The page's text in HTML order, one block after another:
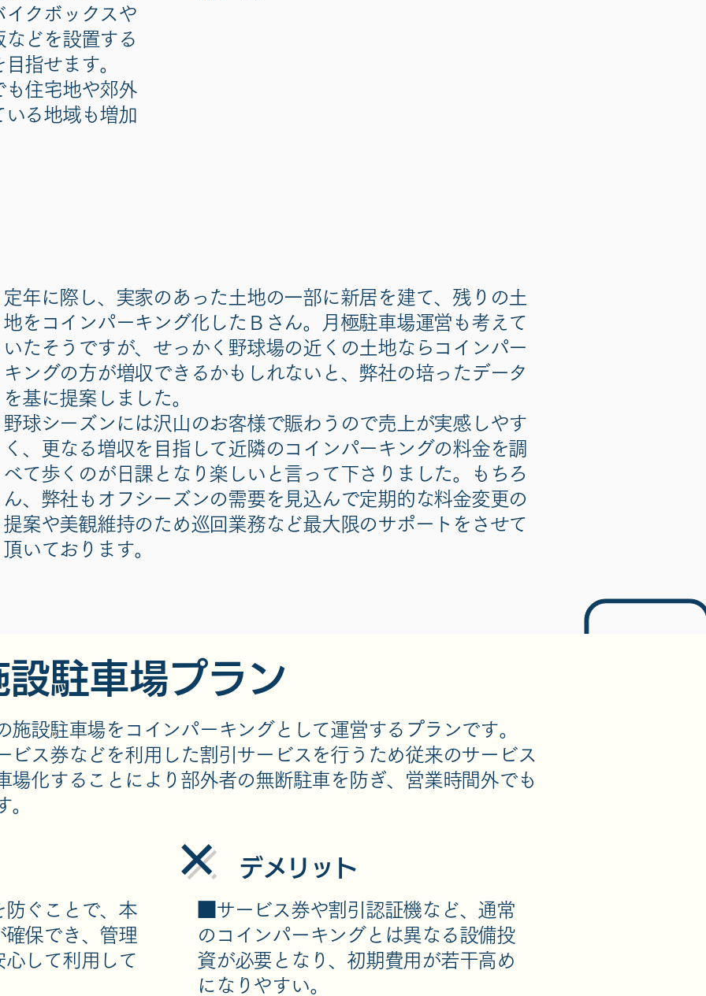
クボックスや
どを設置する
指せます。
住宅地や郊外
る地域も増加
定年に際し、実家のあった土地の一部に新居を建て、残りの土
地をコインパーキング化したＢさん。月極駐車場運営も考えて
いたそうですが、せっかく野球場の近くの土地ならコインパー
キングの方が増収できるかもしれないと、弊社の培ったデータ
を基に提案しました。
野球シーズンには沢山のお客様で賑わうので売上が実感しやす
く、更なる増収を目指して近隣のコインパーキングの料金を調
べて歩くのが日課となり楽しいと言って下さりました。もちろ
ん、弊社もオフシーズンの需要を見込んで定期的な料金変更の
提案や美観維持のため巡回業務など最大限のサポートをさせて
頂いております。
駐車場プラン
施設駐車場をコインパーキングとして運営するプランです。
ビス券などを利用した割引サービスを行うため従来のサービス
場化することにより部外者の無断駐車を防ぎ、営業時間外でも
ぐことで、本
保でき、管理
して利用して
■サービス券や割引認証機など、通常
のコインパーキングとは異なる設備投
資が必要となり、初期費用が若干高め
になりやすい。
​デメリット
×